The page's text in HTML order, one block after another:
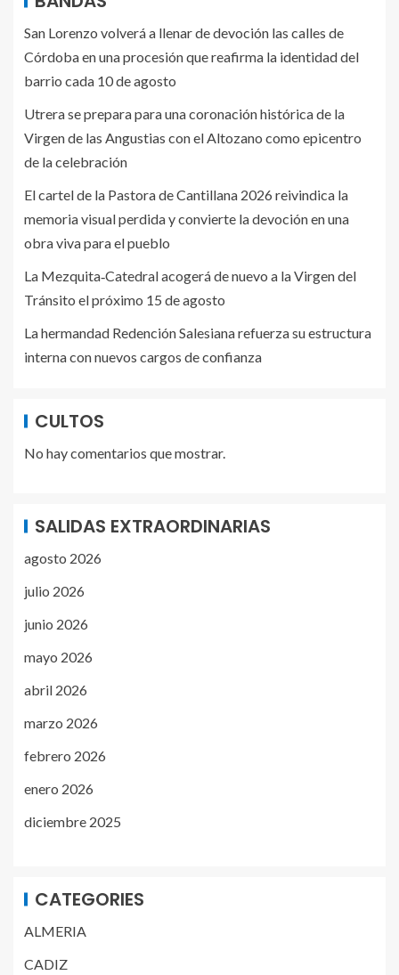
San Lorenzo volverá a llenar de devoción las calles de
Córdoba en una procesión que reafirma la identidad del
barrio cada 10 de agosto
Utrera se prepara para una coronación histórica de la
Virgen de las Angustias con el Altozano como epicentro
de la celebración
El cartel de la Pastora de Cantillana 2026 reivindica la
memoria visual perdida y convierte la devoción en una
obra viva para el pueblo
La Mezquita‑Catedral acogerá de nuevo a la Virgen del
Tránsito el próximo 15 de agosto
La hermandad Redención Salesiana refuerza su estructura
interna con nuevos cargos de confianza
CULTOS
No hay comentarios que mostrar.
SALIDAS EXTRAORDINARIAS
agosto 2026
julio 2026
junio 2026
mayo 2026
abril 2026
marzo 2026
febrero 2026
enero 2026
diciembre 2025
CATEGORIES
ALMERIA
CADIZ